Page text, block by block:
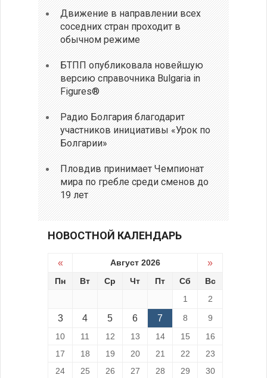
Движение в направлении всех
соседних стран проходит в
обычном режиме
БТПП опубликовала новейшую
версию справочника Bulgaria in
Figures®
Радио Болгария благодарит
участников инициативы «Урок по
Болгарии»
Пловдив принимает Чемпионат
мира по гребле среди сменов до
19 лет
НОВОСТНОЙ КАЛЕНДАРЬ
« Август 2026 »
Пн Вт Ср Чт Пт Сб
Вс
1
2
3 4 5 6 7 8
9
10
11 12 13 14 15
16
17
18 19 20 21 22
23
24
25 26 27 28 29 30